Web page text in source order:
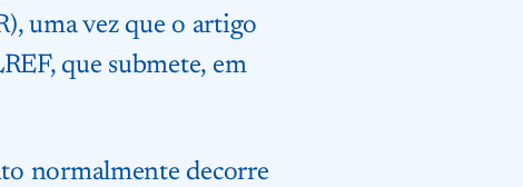
uma vez que o artigo
que submete, em
normalmente decorre